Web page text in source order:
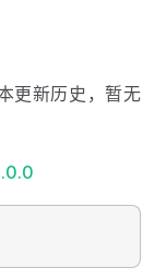
更新历史，暂无